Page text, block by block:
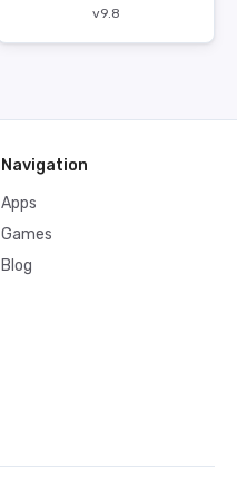
v9.8
Navigation
Apps
Games
Blog